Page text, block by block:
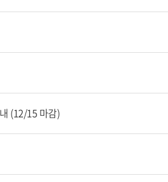
(12/15 마감)